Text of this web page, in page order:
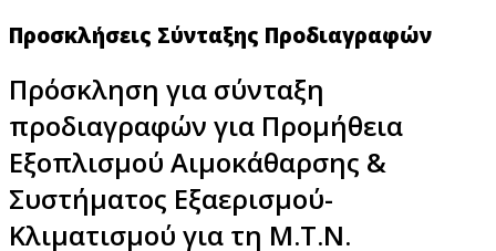
Προσκλήσεις Σύνταξης Προδιαγραφών
Πρόσκληση για σύνταξη
προδιαγραφών για Προμήθεια
Εξοπλισμού Αιμοκάθαρσης &
Συστήματος Εξαερισμού-
Κλιματισμού για τη Μ.Τ.Ν.